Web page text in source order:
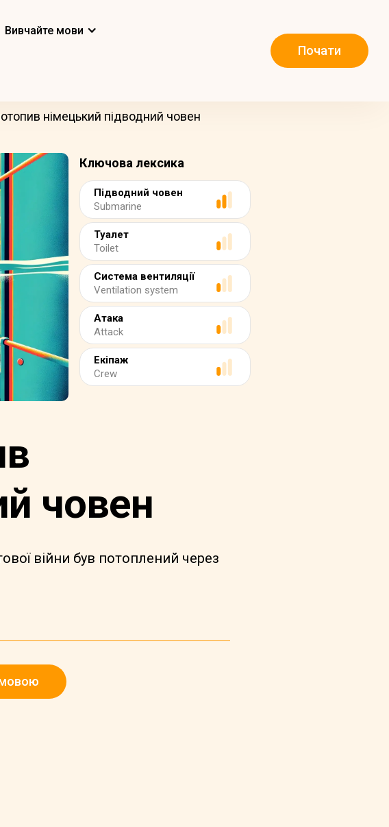
Вивчайте мови
Почати
німецький підводний човен
Ключова лексика
Підводний човен
Submarine
Туалет
Toilet
Система вентиляції
Ventilation system
Атака
Attack
Екіпаж
Crew
човен
війни був потоплений через